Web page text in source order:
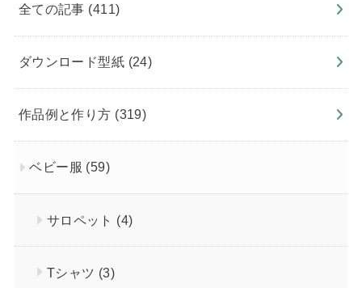
全ての記事 (411)
ダウンロード型紙 (24)
作品例と作り方 (319)
ベビー服 (59)
サロペット (4)
Tシャツ (3)